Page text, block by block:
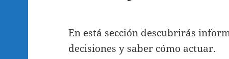
En está sección descubrirás
decisiones y saber cómo actuar.